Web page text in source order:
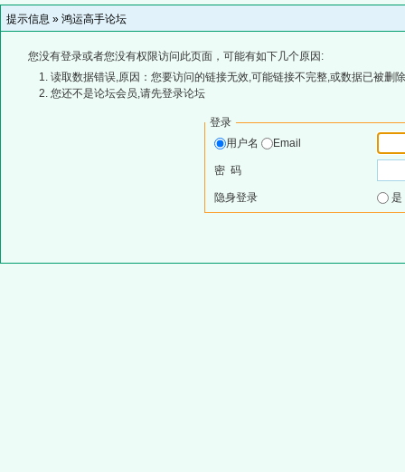
提示信息 » 鸿运高手论坛
您没有登录或者您没有权限访问此页面，可能有如下几个原因:
读取数据错误,原因：您要访问的链接无效,可能链接不完整,或数据已被删
您还不是论坛会员,请先登录论坛
登录
用户名
Email
密 码
隐身登录